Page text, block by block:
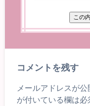
コメントを残す
メールアドレスが
が付いている欄は必